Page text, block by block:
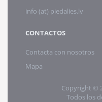
info (at) piedalies.lv
CONTACTOS
Contacta con nosotros
Mapa
Copyright ©
Todos los